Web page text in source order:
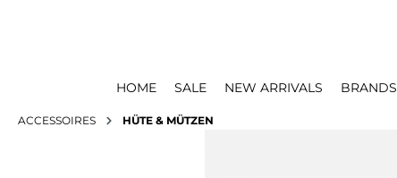
HOME SALE NEW ARRIVALS BRANDS
ACCESSOIRES HÜTE & MÜTZEN